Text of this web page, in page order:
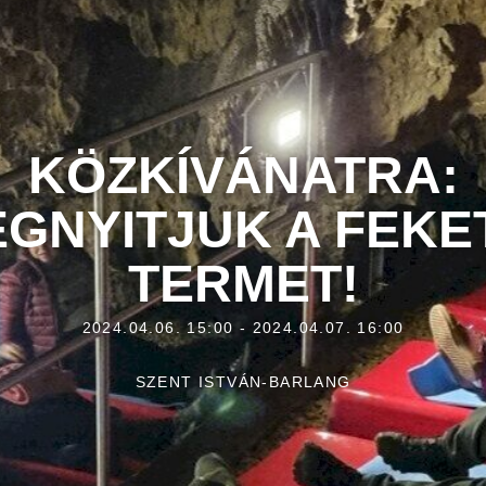
KÖZKÍVÁNATRA:
A
TERMET!
2024.04.06. 15:00 - 2024.04.07. 16:00
SZENT ISTVÁN-BARLANG